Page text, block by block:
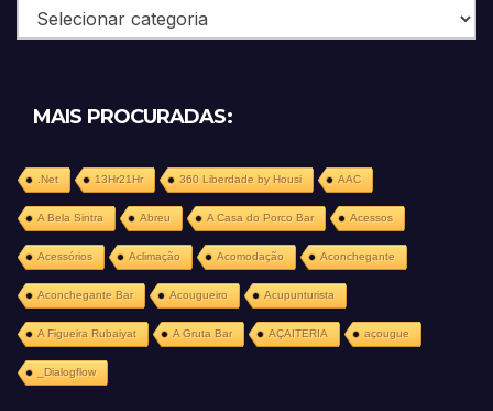
Categorias
MAIS PROCURADAS:
.Net 13Hr21Hr 360 Liberdade by Housi AAC
A Bela Sintra Abreu A Casa do Porco Bar Acessos
Acessórios Aclimação Acomodação Aconchegante
Aconchegante Bar Acougueiro Acupunturista
A Figueira Rubaiyat A Gruta Bar AÇAITERIA açougue
_Dialogflow